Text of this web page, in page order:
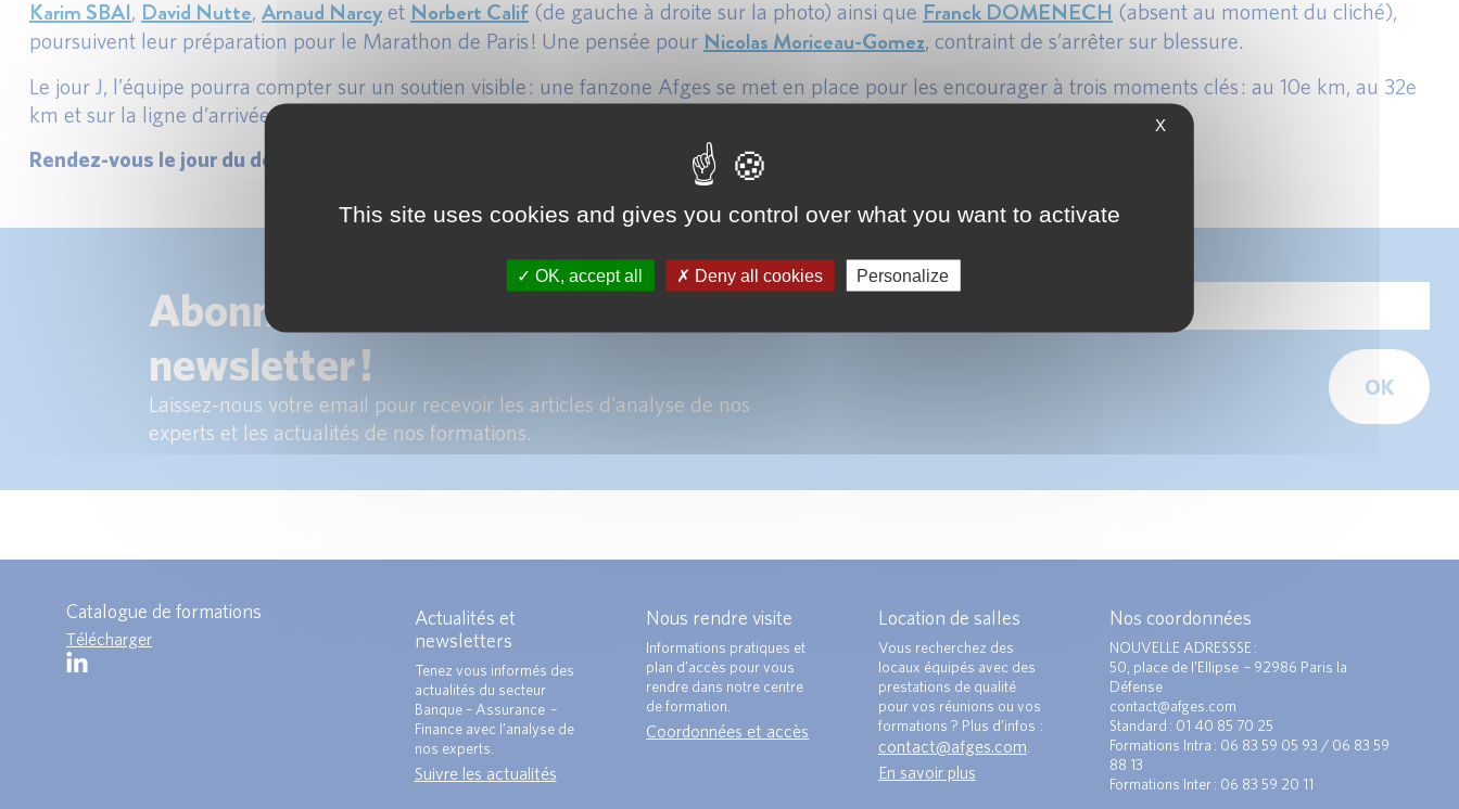
Karim SBAI, David Nutte, Arnaud Narcy et Norbert Calif (de gauche à droite sur la photo) ainsi que Franck DOMENECH (absent au moment du cliché),
poursuivent leur préparation pour le Marathon de Paris ! Une pensée pour Nicolas Moriceau-Gomez, contraint de s’arrêter sur blessure.
Le jour J, l’équipe pourra compter sur un soutien visible : une fanzone Afges se met en place pour les encourager à trois moments clés : au 10e km, au 32e
km et sur la ligne d’arrivée. Impossible de la manquer, elle sera aux couleurs Afges !
Rendez-vous le jour du départ, le 12 avril !
Abonnez-vous à notre
newsletter !
Laissez-nous votre email pour recevoir les articles d'analyse de nos
experts et les actualités de nos formations.
OK
Catalogue de formations
Télécharger
Actualités et
newsletters
Tenez vous informés des
actualités du secteur
Banque – Assurance –
Finance avec l’analyse de
nos experts.
Suivre les actualités
Nous rendre visite
Informations pratiques et
plan d’accès pour vous
rendre dans notre centre
de formation.
Coordonnées et accès
Location de salles
Vous recherchez des
locaux équipés avec des
prestations de qualité
pour vos réunions ou vos
formations ? Plus d’infos :
contact@afges.com
En savoir plus
Nos coordonnées
NOUVELLE ADRESSSE :
50, place de l’Ellipse – 92986 Paris la
Défense
contact@afges.com
Standard : 01 40 85 70 25
Formations Intra : 06 83 59 05 93 / 06 83 59
88 13
Formations Inter : 06 83 59 20 11
X
This site uses cookies and gives you control over what you want to activate
OK, accept all Deny all cookies Personalize